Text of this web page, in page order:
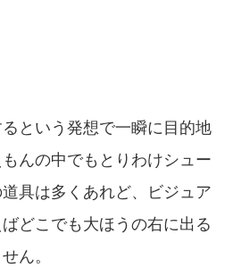
という発想で一瞬に目的地
んの中でもとりわけシュー
具は多くあれど、ビジュア
どこでも大ほうの右に出る
ん。